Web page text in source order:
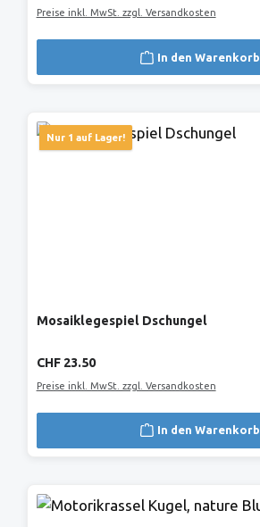
Preise inkl. MwSt. zzgl. Versandkosten
In den Warenkorb
Nur 1 auf Lager!
Mosaiklegespiel Dschungel
Regulärer Preis:
CHF 23.50
Preise inkl. MwSt. zzgl. Versandkosten
In den Warenkorb